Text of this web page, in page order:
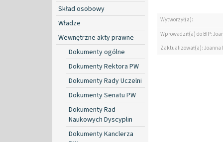
Skład osobowy
Władze
Wewnętrzne akty prawne
Dokumenty ogólne
Dokumenty Rektora PW
Dokumenty Rady Uczelni
Dokumenty Senatu PW
Dokumenty Rad
Naukowych Dyscyplin
Dokumenty Kanclerza
Wytworzył(a):
Wprowadził(a) do BIP:
Zaktualizował(a):